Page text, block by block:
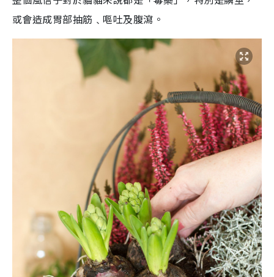
或會造成胃部抽筋﹑嘔吐及腹瀉。